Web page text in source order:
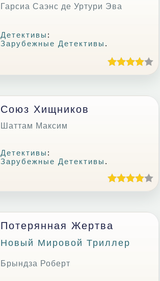
Гарсиа Саэнс де Уртури Эва
Детективы :
Зарубежные Детективы .
Союз Хищников
Шаттам Максим
Детективы :
Зарубежные Детективы .
Потерянная Жертва
Новый Мировой Триллер
Брындза Роберт